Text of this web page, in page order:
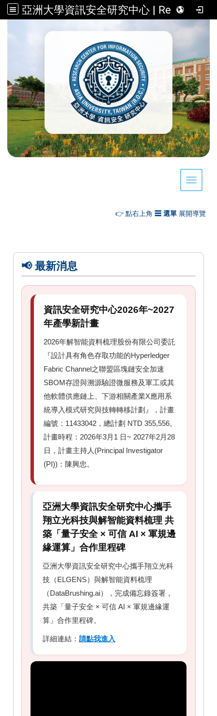
亞洲大學資訊安全研究中心 | Research Center for Information Security, Asia University, Taiwan (R.O.C.)
Toggle
👉 點右上角 ☰ 選單 展開導覽
📢 最新消息
資訊安全研究中心2026年~2027
年產學新計畫
2026年解智能資料梳理股份有限公司委託
『設計具有角色存取功能的Hyperledger
Fabric Channel之聯盟區塊鏈安全加速
SBOM存證與溯源驗證微服務及軍工或其
他軟體供應鏈上、下游相關產業X應用系
統導入模式研究與技轉轉移計劃』，計畫
編號：11433042，總計劃 NTD 355,556。
計畫時程：2026年3月1 日~ 2027年2月28
日，計畫主持人(Principal Investigator
(PI))：陳興忠。
亞洲大學資訊安全研究中心攜手
翔立光科技與解智能資料梳理 共
築「量子安全 × 可信 AI × 軍規邊
緣運算」合作里程碑
亞洲大學資訊安全研究中心攜手翔立光科
技（ELGENS）與解智能資料梳理
（DataBrushing.ai），完成備忘錄簽署，
共築「量子安全 × 可信 AI × 軍規邊緣運
算」合作里程碑。
詳細連結： 請點我進入